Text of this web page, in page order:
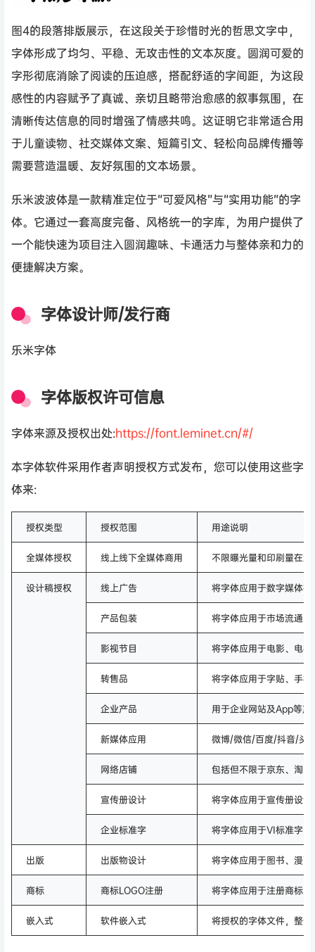
图4的段落排版展示，在这段关于珍惜时光的哲思文字中，
字体形成了均匀、平稳、无攻击性的文本灰度。圆润可爱的
字形彻底消除了阅读的压迫感，搭配舒适的字间距，为这段
感性的内容赋予了真诚、亲切且略带治愈感的叙事氛围，在
清晰传达信息的同时增强了情感共鸣。这证明它非常适合用
于儿童读物、社交媒体文案、短篇引文、轻松向品牌传播等
需要营造温暖、友好氛围的文本场景。
乐米波波体是一款精准定位于“可爱风格”与“实用功能”的字
体。它通过一套高度完备、风格统一的字库，为用户提供了
一个能快速为项目注入圆润趣味、卡通活力与整体亲和力的
便捷解决方案。
字体设计师/发行商
乐米字体
字体版权许可信息
字体来源及授权出处:https://font.leminet.cn/#/
本字体软件采用作者声明授权方式发布，您可以使用这些字
体来:
授权类型 授权范围 用途说明
全媒体授权 线上线下全媒体商用 不限曝光量和印刷量在
设计稿授权 线上广告 将字体应用于数字媒体
产品包装 将字体应用于市场流通
影视节目 将字体应用于电影、电
转售品 将字体应用于字贴、手
企业产品 用于企业网站及App等
新媒体应用 微博/微信/百度/抖音/头
网络店铺 包括但不限于京东、淘
宣传册设计 将字体应用于宣传册设
企业标准字 将字体应用于VI标准字
出版 出版物设计 将字体应用于图书、漫
商标 商标LOGO注册 将字体应用于注册商标
嵌入式 软件嵌入式 将授权的字体文件，整